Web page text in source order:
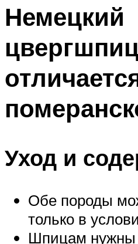
Немецкий
Уход и
Обе породы
только в
Шпицам нужны